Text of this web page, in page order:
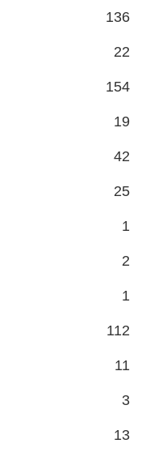
136
22
154
19
42
25
1
2
1
112
11
3
13